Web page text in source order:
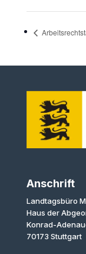
Anschrift
Landtagsbüro
Haus der
Konrad-
70173 Stuttgart